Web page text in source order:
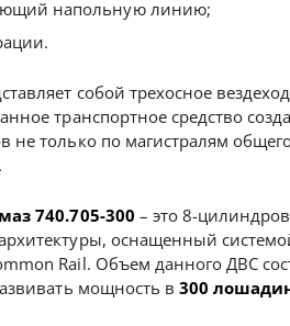
напольную линию;
собой трехосное
транспортное средство
не только по магистралям
740.705-300 – это 8-
оснащенный
Rail. Объем данного ДВС
мощность в300